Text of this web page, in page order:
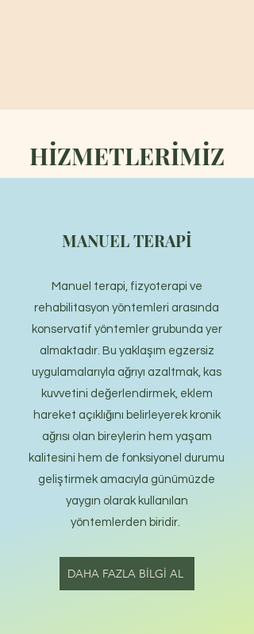
HİZMETLERİMİZ
MANUEL TERAPİ
Manuel terapi, fizyoterapi ve
rehabilitasyon yöntemleri arasında
konservatif yöntemler grubunda yer
almaktadır. Bu yaklaşım egzersiz
uygulamalarıyla ağrıyı azaltmak, kas
kuvvetini değerlendirmek, eklem
hareket açıklığını belirleyerek kronik
ağrısı olan bireylerin hem yaşam
kalitesini hem de fonksiyonel durumu
geliştirmek amacıyla günümüzde
yaygın olarak kullanılan
yöntemlerden biridir.
DAHA FAZLA BİLGİ AL